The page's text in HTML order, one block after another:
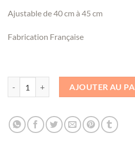
Ajustable de 40 cm à 45 cm
Fabrication Française
AJOUTER AU